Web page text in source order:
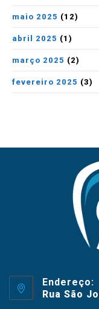
maio 2025 (12)
abril 2025 (1)
março 2025 (2)
fevereiro 2025 (3)
Endereço:
Rua São